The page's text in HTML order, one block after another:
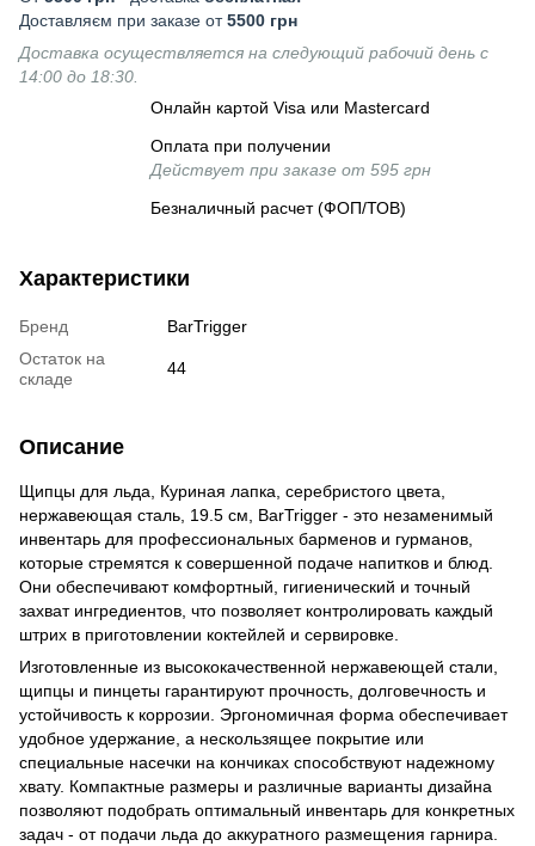
Доставляєм при заказе от5500 грн
Доставка осуществляется на следующий рабочий день с
14:00 до 18:30.
Онлайн картой Visa или Mastercard
Оплата при получении
Действует при заказе от 595 грн
Безналичный расчет (ФОП/ТОВ)
Характеристики
Бренд
BarTrigger
Остаток на
складе
44
Описание
Щипцы для льда, Куриная лапка, серебристого цвета,
нержавеющая сталь, 19.5 см, BarTrigger - это незаменимый
инвентарь для профессиональных барменов и гурманов,
которые стремятся к совершенной подаче напитков и блюд.
Они обеспечивают комфортный, гигиенический и точный
захват ингредиентов, что позволяет контролировать каждый
штрих в приготовлении коктейлей и сервировке.
Изготовленные из высококачественной нержавеющей стали,
щипцы и пинцеты гарантируют прочность, долговечность и
устойчивость к коррозии. Эргономичная форма обеспечивает
удобное удержание, а нескользящее покрытие или
специальные насечки на кончиках способствуют надежному
хвату. Компактные размеры и различные варианты дизайна
позволяют подобрать оптимальный инвентарь для конкретных
задач - от подачи льда до аккуратного размещения гарнира.